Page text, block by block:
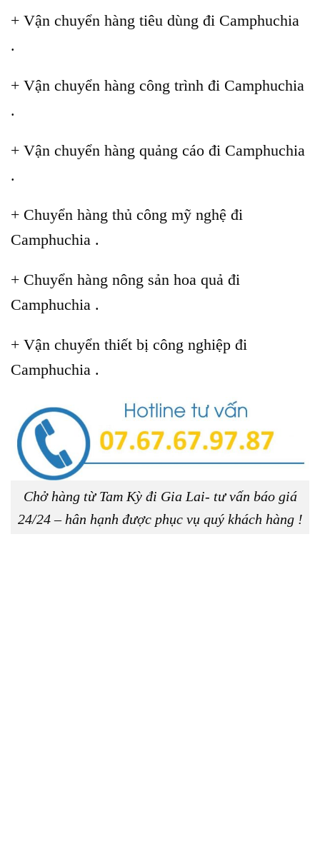
+ Vận chuyển hàng tiêu dùng đi Camphuchia
.
+ Vận chuyển hàng công trình đi Camphuchia
.
+ Vận chuyển hàng quảng cáo đi Camphuchia
.
+ Chuyển hàng thủ công mỹ nghệ đi
Camphuchia .
+ Chuyển hàng nông sản hoa quả đi
Camphuchia .
+ Vận chuyển thiết bị công nghiệp đi
Camphuchia .
Chở hàng từ Tam Kỳ đi Gia Lai- tư vấn báo giá
24/24 – hân hạnh được phục vụ quý khách hàng !